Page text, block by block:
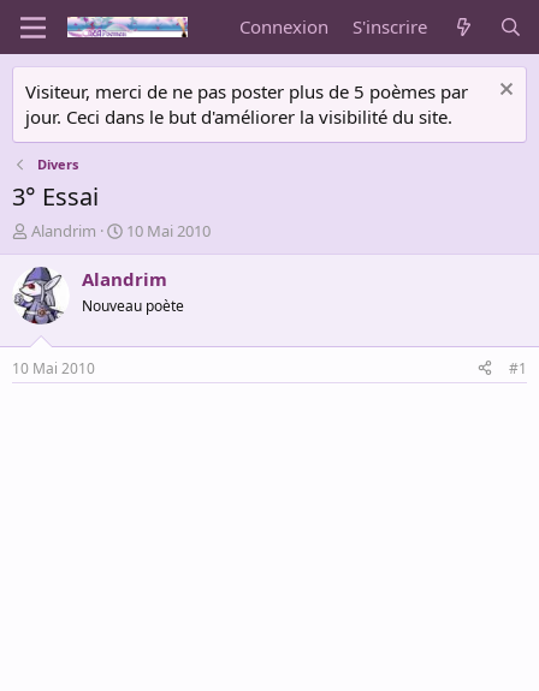
Connexion S'inscrire
Visiteur, merci de ne pas poster plus de 5 poèmes par
jour. Ceci dans le but d'améliorer la visibilité du site.
Divers
3° Essai
A
u
t
e
u
r
d
e
Alandrim
D
a
t
d
é
10 Mai 2010
Alandrim
Nouveau poète
10 Mai 2010 #1